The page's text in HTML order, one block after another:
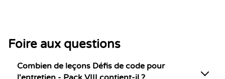
Foire aux questions
Combien de leçons Défis de code pour